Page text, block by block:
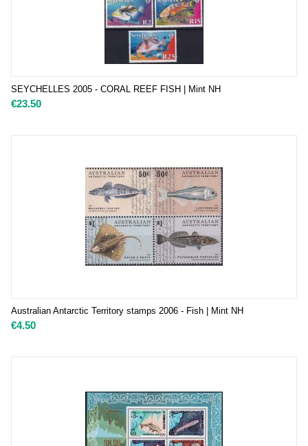
SEYCHELLES 2005 - CORAL REEF FISH | Mint NH
€23.50
Australian Antarctic Territory stamps 2006 - Fish | Mint NH
€4.50